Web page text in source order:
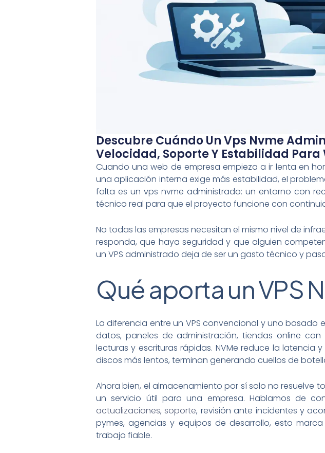
Descubre Cuándo Un Vps Nvme
Velocidad, Soporte Y Estabilidad
Cuando una web de empresa empieza a ir lenta en
una aplicación interna exige más estabilidad, el
falta es un vps nvme administrado: un entorno con
técnico real para que el proyecto funcione con
No todas las empresas necesitan el mismo nivel de
responda, que haya seguridad y que alguien
un VPS administrado deja de ser un gasto técnico y
Qué aporta un VPS
La diferencia entre un VPS convencional y uno basado
datos, paneles de administración, tiendas online
lecturas y escrituras rápidas. NVMe reduce la
discos más lentos, terminan generando cuellos de
Ahora bien, el almacenamiento por sí solo no resuelve
un servicio útil para una empresa. Hablamos de
actualizaciones, soporte, revisión ante incidentes y
pymes, agencias y equipos de desarrollo, esto
trabajo fiable.